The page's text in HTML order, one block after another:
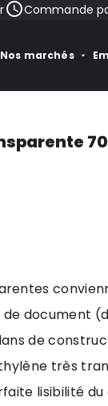
Commande
Nos marchés
document
de
très
lisibilité